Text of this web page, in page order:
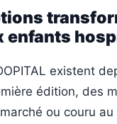
enfants
existent
édition, des
ou couru